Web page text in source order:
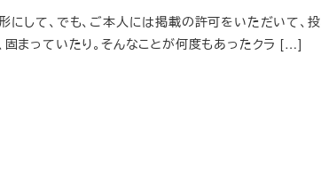
して、でも、ご本人には掲載の許可をいただいて、
固まっていたり。そんなことが何度もあったクラ […]